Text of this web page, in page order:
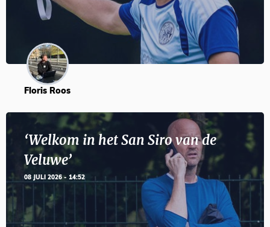
Floris Roos
‘Welkom in het San Siro van de
Veluwe’
08 JULI 2026 - 14:52